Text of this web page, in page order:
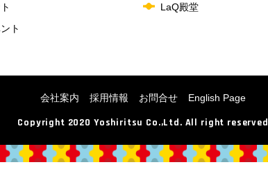
ト
LaQ殿堂
会社案内 採用情報 お問合せ English Page
Copyright 2020 Yoshiritsu Co.,Ltd. All right reserved